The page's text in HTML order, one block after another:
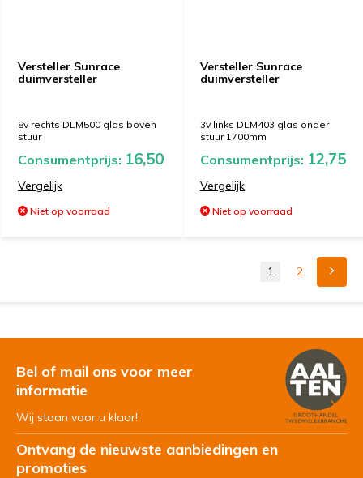
Versteller Sunrace
duimversteller
8v rechts DLM500 glas boven
stuur
Consumentprijs: 16,50
Vergelijk
Niet op voorraad
Versteller Sunrace
duimversteller
3v links DLM403 glas onder
stuur 1700mm
Consumentprijs: 12,75
Vergelijk
Niet op voorraad
1 2
Bel of mail ons voor meer
informatie
Wij staan voor u klaar!
Ontvang de nieuwste aanbiedingen en
promoties